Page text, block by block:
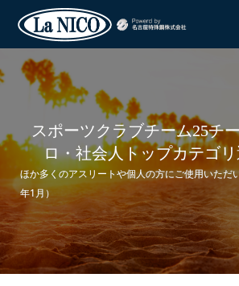
スポーツクラブチーム25チ
ロ・社会人トップカテゴ
ほか多くのアスリートや個人の方にご使用いただ
年1月）